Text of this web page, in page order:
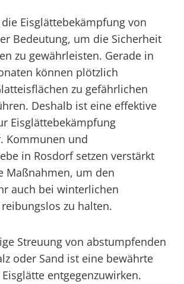
Eisglättebekämpfung von
Bedeutung, um die Sicherheit
zu gewährleisten. Gerade in
können plötzlich
zu gefährlichen
Deshalb ist eine effektive
Eisglättebekämpfung
Kommunen und
in Rosdorf setzen verstärkt
Maßnahmen, um den
auch bei winterlichen
zu halten.
Streuung von abstumpfenden
oder Sand ist eine bewährte
entgegenzuwirken.